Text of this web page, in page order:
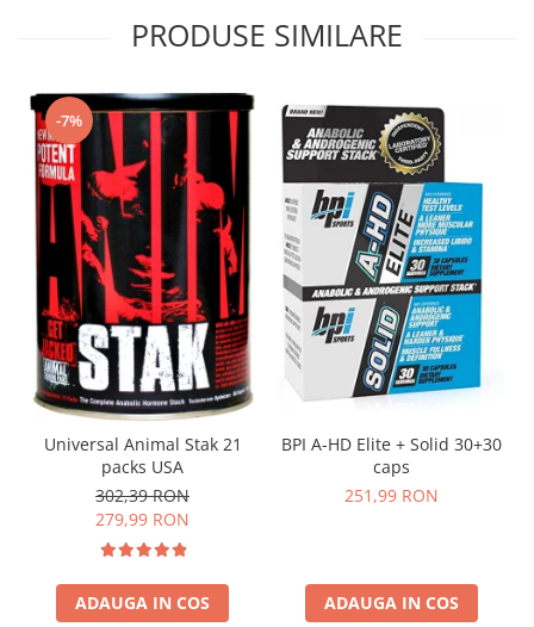
PRODUSE SIMILARE
-7%
Universal Animal Stak 21
packs USA
302,39 RON
279,99 RON
ADAUGA IN COS
BPI A-HD Elite + Solid 30+30
caps
251,99 RON
ADAUGA IN COS